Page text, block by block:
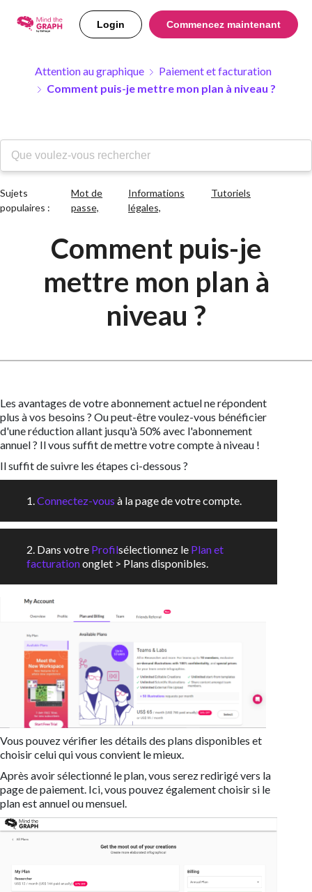
Login Commencez maintenant
Attention au graphique
Paiement et facturation
Comment puis-je mettre mon plan à niveau ?
Sujets
populaires :
Mot de
passe,
Informations
légales,
Tutoriels
Comment puis-je
mettre mon plan à
niveau ?
Les avantages de votre abonnement actuel ne répondent
plus à vos besoins ? Ou peut-être voulez-vous bénéficier
d'une réduction allant jusqu'à 50% avec l'abonnement
annuel ? Il vous suffit de mettre votre compte à niveau !
Il suffit de suivre les étapes ci-dessous ?
1.Connectez-vous à la page de votre compte.
2. Dans votre Profilsélectionnez le Plan et
facturationonglet > Plans disponibles.
Vous pouvez vérifier les détails des plans disponibles et
choisir celui qui vous convient le mieux.
Après avoir sélectionné le plan, vous serez redirigé vers la
page de paiement. Ici, vous pouvez également choisir si le
plan est annuel ou mensuel.